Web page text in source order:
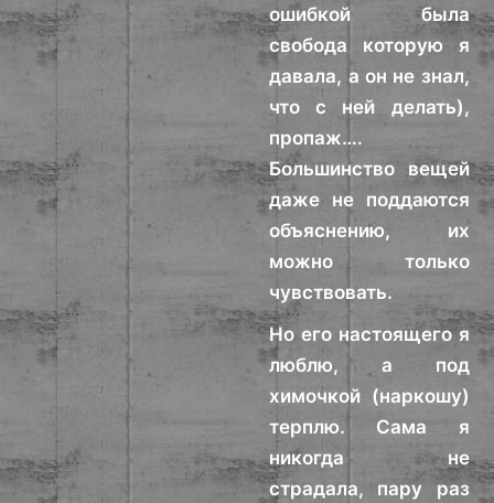
ошибкой была
свобода которую я
давала, а он не знал,
что с ней делать),
пропаж….
Большинство вещей
даже не поддаются
объяснению, их
можно только
чувствовать.
Но его настоящего я
люблю, а под
химочкой (наркошу)
терплю. Сама я
никогда не
страдала, пару раз